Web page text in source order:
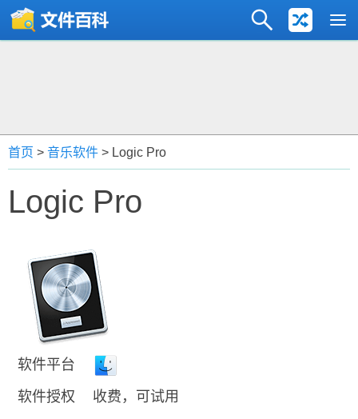
首页 > 音乐软件 > Logic Pro
Logic Pro
软件平台
软件授权
收费，可试用